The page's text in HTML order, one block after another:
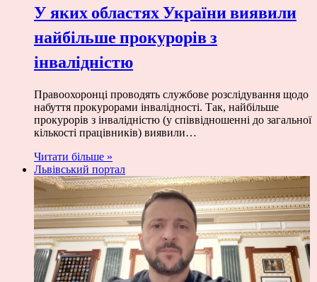
У яких областях України виявили
найбільше прокурорів з
інвалідністю
Правоохоронці проводять службове розслідування щодо
набуття прокурорами інвалідності. Так, найбільше
прокурорів з інвалідністю (у співвідношенні до загальної
кількості працівників) виявили…
Читати більше »
Львівський портал